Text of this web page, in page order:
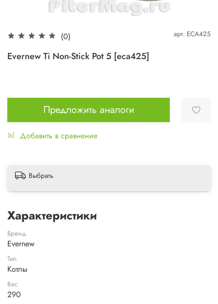
(0) арт. ECA425
Evernew Ti Non-Stick Pot 5 [eca425]
Предложить аналоги
Добавить в сравнение
Выбрать
Характеристики
Бренд
Evernew
Тип
Котлы
Вес
290